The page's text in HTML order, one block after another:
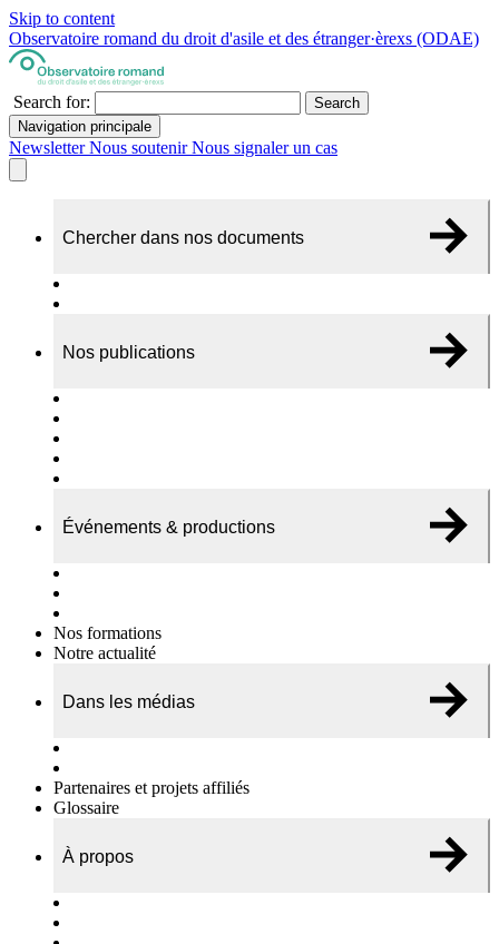
Skip to content
Observatoire romand du droit d'asile et des étranger·èrexs (ODAE)
Search for:
Search
Navigation principale
NewsletterNous soutenirNous signaler un cas
Chercher dans nos documents
Nos publications
Événements & productions
Nos formations
Notre actualité
Dans les médias
Partenaires et projets affiliés
Glossaire
À propos